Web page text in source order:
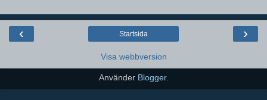
‹ ›
Startsida
Visa webbversion
Använder Blogger.